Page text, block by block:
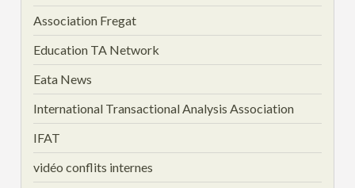
Association Fregat
Education TA Network
Eata News
International Transactional Analysis Association
IFAT
vidéo conflits internes